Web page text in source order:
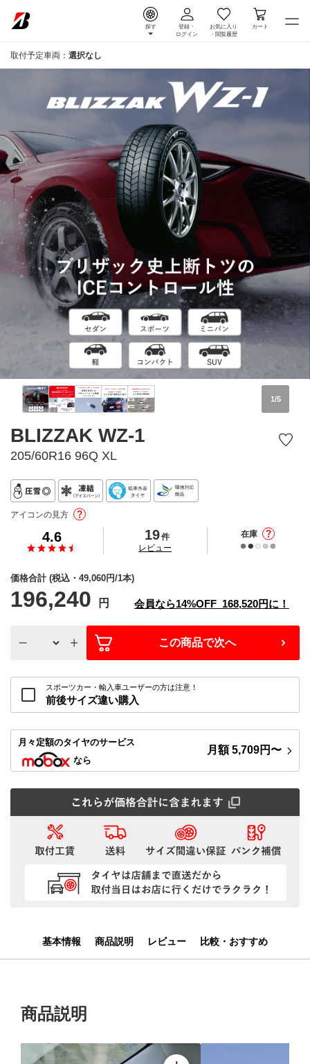
探す
登録・
ログイン
お気に入り
・ 閲覧履歴
カート
取付予定車両： 選択なし
1/5
BLIZZAK WZ-1
205/60R16 96Q XL
4.6 19件
の
レビュー
在庫
アイコンの見方
価格合計 (税込・ 49,060円/1本)
196,240 円 会員なら14%OFF 168,520円に！
この商品で次へ
スポーツカー・輸入車ユーザーの方は注意！
前後サイズ違い購入
月々定額のタイヤのサービス
なら
月額5,709円〜
基本情報 商品説明 レビュー 比較・おすすめ
商品説明